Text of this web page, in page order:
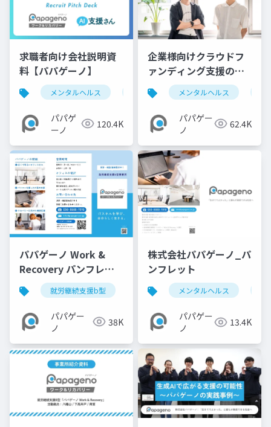
求職者向け会社説明資
料【パパゲーノ】
メンタルヘルス 就労継続支援b型 求人
パパゲ
ーノ
120.4K
企業様向けクラウドフ
ァンディング支援のご
提案【パパゲーノ】
メンタルヘルス
パパゲー
ノ
62.4K
パパゲーノ Work &
Recovery パンフレッ
ト
就労継続支援b型 メンタルヘルス 障害福祉
パパゲー
ノ
38K
株式会社パパゲーノ_パ
ンフレット
メンタルヘルス
パパゲー
ノ
13.4K